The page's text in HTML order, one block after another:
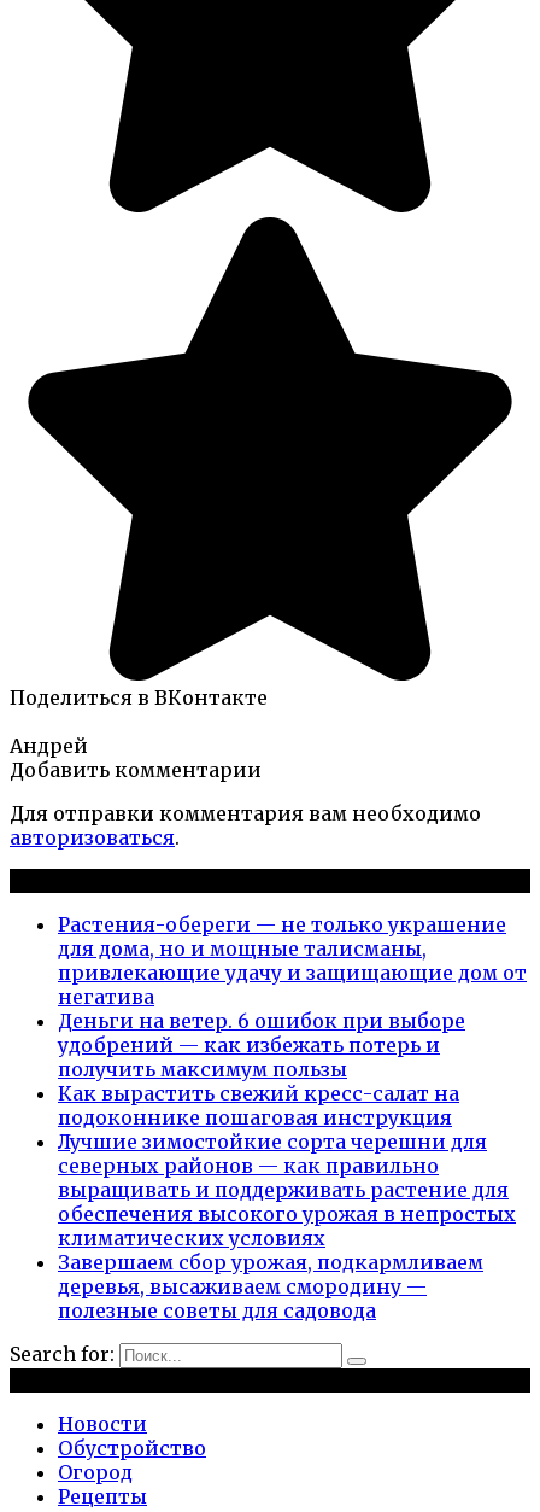
Поделиться в ВКонтакте
Андрей
Добавить комментарии
Для отправки комментария вам необходимо
авторизоваться.
Растения-обереги — не только украшение
для дома, но и мощные талисманы,
привлекающие удачу и защищающие дом от
негатива
Деньги на ветер. 6 ошибок при выборе
удобрений — как избежать потерь и
получить максимум пользы
Как вырастить свежий кресс-салат на
подоконнике пошаговая инструкция
Лучшие зимостойкие сорта черешни для
северных районов — как правильно
выращивать и поддерживать растение для
обеспечения высокого урожая в непростых
климатических условиях
Завершаем сбор урожая, подкармливаем
деревья, высаживаем смородину —
полезные советы для садовода
Search for:
Новости
Обустройство
Огород
Рецепты